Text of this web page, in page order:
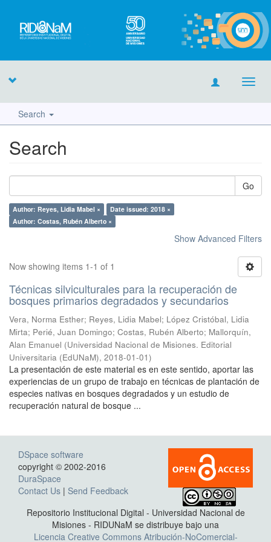
Search
Search
Go
Author: Reyes, Lidia Mabel ×
Date issued: 2018 ×
Author: Costas, Rubén Alberto ×
Show Advanced Filters
Now showing items 1-1 of 1
Técnicas silviculturales para la recuperación de
bosques primarios degradados y secundarios
Vera, Norma Esther; Reyes, Lidia Mabel; López Cristóbal, Lidia
Mirta; Perié, Juan Domingo; Costas, Rubén Alberto; Mallorquín,
Alan Emanuel (Universidad Nacional de Misiones. Editorial
Universitaria (EdUNaM), 2018-01-01)
La presentación de este material es en este sentido, aportar las
experiencias de un grupo de trabajo en técnicas de plantación de
especies nativas en bosques degradados y un estudio de
recuperación natural de bosque ...
DSpace software
copyright © 2002-2016
DuraSpace
Contact Us | Send Feedback
Repositorio Institucional Digital - Universidad Nacional de
Misiones - RIDUNaM se distribuye bajo una
Licencia Creative Commons Atribución-NoComercial-